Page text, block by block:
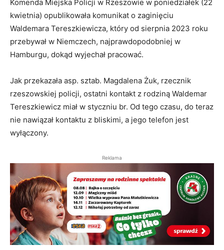
Komenda Miejska Policji w Rzeszowie w poniedziałek (22
kwietnia) opublikowała komunikat o zaginięciu
Waldemara Tereszkiewicza, który od sierpnia 2023 roku
przebywał w Niemczech, najprawdopodobniej w
Hamburgu, dokąd wyjechał pracować.
Jak przekazała asp. sztab. Magdalena Żuk, rzecznik
rzeszowskiej policji, ostatni kontakt z rodziną Waldemar
Tereszkiewicz miał w styczniu br. Od tego czasu, do teraz
nie nawiązał kontaktu z bliskimi, a jego telefon jest
wyłączony.
Reklama